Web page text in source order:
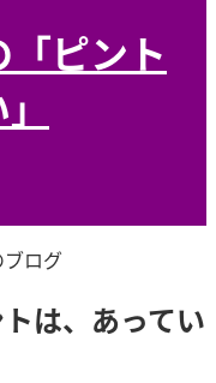
ピント
ログ
は、あってい